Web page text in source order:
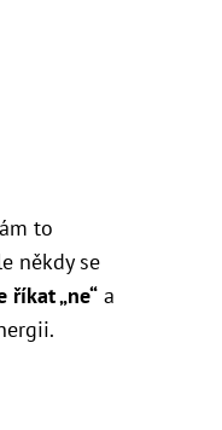
to
někdy se
říkat „ne“ a